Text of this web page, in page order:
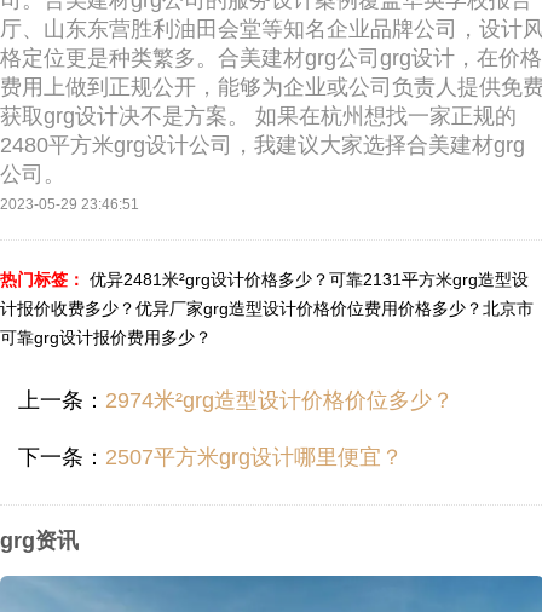
厅、山东东营胜利油田会堂等知名企业品牌公司，设计
格定位更是种类繁多。合美建材grg公司grg设计，在价格
费用上做到正规公开，能够为企业或公司负责人提供免
获取grg设计决不是方案。 如果在杭州想找一家正规的
2480平方米grg设计公司，我建议大家选择合美建材grg
公司。
2023-05-29 23:46:51
热门标签： 优异2481米²grg设计价格多少？可靠2131平方米grg造型设
计报价收费多少？优异厂家grg造型设计价格价位费用价格多少？北京市
可靠grg设计报价费用多少？
上一条： 2974米²grg造型设计价格价位多少？
下一条： 2507平方米grg设计哪里便宜？
grg资讯